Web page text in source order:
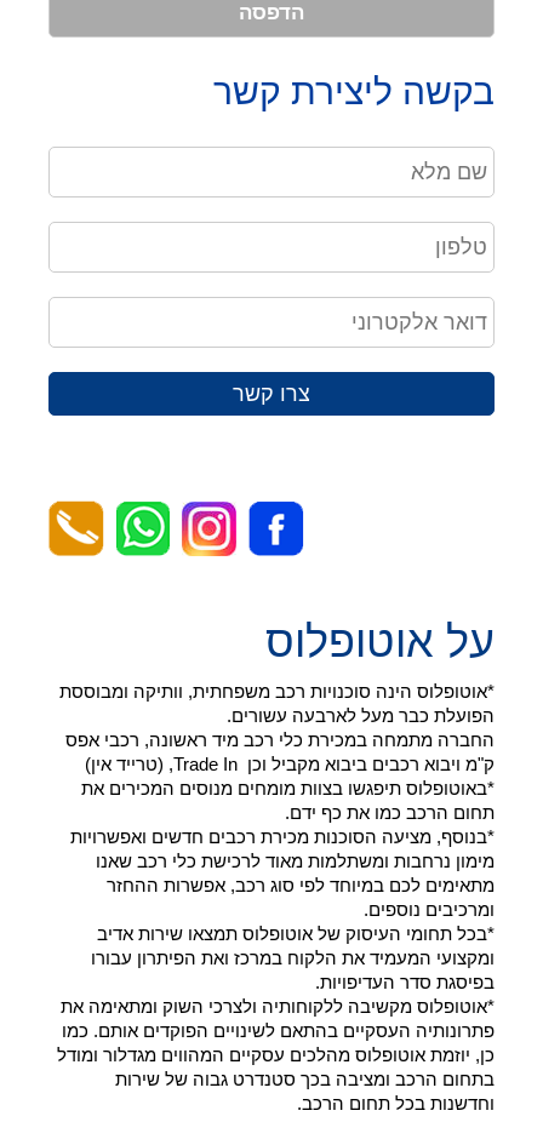
הדפסה
בקשה ליצירת קשר
צרו קשר
על אוטופלוס
*אוטופלוס הינה סוכנויות רכב משפחתית, וותיקה ומבוססת
הפועלת כבר מעל לארבעה עשורים.
החברה מתמחה במכירת כלי רכב מיד ראשונה, רכבי אפס
ק"מ ויבוא רכבים ביבוא מקביל וכן Trade In, (טרייד אין)
*באוטופלוס תיפגשו בצוות מומחים מנוסים המכירים את
תחום הרכב כמו את כף ידם.
*בנוסף, מציעה הסוכנות מכירת רכבים חדשים ואפשרויות
מימון נרחבות ומשתלמות מאוד לרכישת כלי רכב שאנו
מתאימים לכם במיוחד לפי סוג רכב, אפשרות ההחזר
ומרכיבים נוספים.
*בכל תחומי העיסוק של אוטופלוס תמצאו שירות אדיב
ומקצועי המעמיד את הלקוח במרכז ואת הפיתרון עבורו
בפיסגת סדר העדיפויות.
*אוטופלוס מקשיבה ללקוחותיה ולצרכי השוק ומתאימה את
פתרונותיה העסקיים בהתאם לשינויים הפוקדים אותם. כמו
כן, יוזמת אוטופלוס מהלכים עסקיים המהווים מגדלור ומודל
בתחום הרכב ומציבה בכך סטנדרט גבוה של שירות
וחדשנות בכל תחום הרכב.